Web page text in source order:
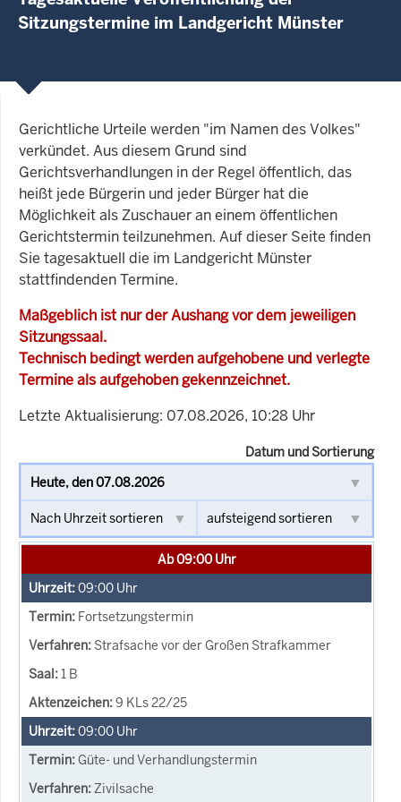
Sitzungstermine im Landgericht Münster
Gerichtliche Urteile werden "im Namen des Volkes"
verkündet. Aus diesem Grund sind
Gerichtsverhandlungen in der Regel öffentlich, das
heißt jede Bürgerin und jeder Bürger hat die
Möglichkeit als Zuschauer an einem öffentlichen
Gerichtstermin teilzunehmen. Auf dieser Seite finden
Sie tagesaktuell die im Landgericht Münster
stattfindenden Termine.
Maßgeblich ist nur der Aushang vor dem jeweiligen
Sitzungssaal.
Technisch bedingt werden aufgehobene und verlegte
Termine als aufgehoben gekennzeichnet.
Letzte Aktualisierung: 07.08.2026, 10:28 Uhr
Datum und Sortierung
Ab 09:00 Uhr
09:00 Uhr
Fortsetzungstermin
Strafsache vor der Großen Strafkammer
1 B
9 KLs 22/25
09:00 Uhr
Güte- und Verhandlungstermin
Zivilsache